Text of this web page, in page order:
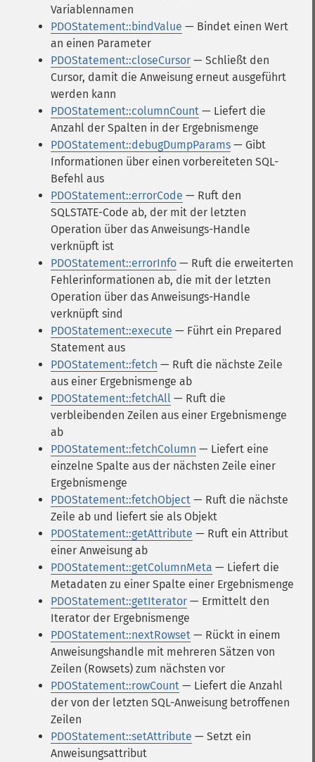
Variablennamen
PDOStatement::bindValue — Bindet einen Wert
an einen Parameter
PDOStatement::closeCursor — Schließt den
Cursor, damit die Anweisung erneut ausgeführt
werden kann
PDOStatement::columnCount — Liefert die
Anzahl der Spalten in der Ergebnismenge
PDOStatement::debugDumpParams — Gibt
Informationen über einen vorbereiteten SQL-
Befehl aus
PDOStatement::errorCode — Ruft den
SQLSTATE-Code ab, der mit der letzten
Operation über das Anweisungs-Handle
verknüpft ist
PDOStatement::errorInfo — Ruft die erweiterten
Fehlerinformationen ab, die mit der letzten
Operation über das Anweisungs-Handle
verknüpft sind
PDOStatement::execute — Führt ein Prepared
Statement aus
PDOStatement::fetch — Ruft die nächste Zeile
aus einer Ergebnismenge ab
PDOStatement::fetchAll — Ruft die
verbleibenden Zeilen aus einer Ergebnismenge
ab
PDOStatement::fetchColumn — Liefert eine
einzelne Spalte aus der nächsten Zeile einer
Ergebnismenge
PDOStatement::fetchObject — Ruft die nächste
Zeile ab und liefert sie als Objekt
PDOStatement::getAttribute — Ruft ein Attribut
einer Anweisung ab
PDOStatement::getColumnMeta — Liefert die
Metadaten zu einer Spalte einer Ergebnismenge
PDOStatement::getIterator — Ermittelt den
Iterator der Ergebnismenge
PDOStatement::nextRowset — Rückt in einem
Anweisungshandle mit mehreren Sätzen von
Zeilen (Rowsets) zum nächsten vor
PDOStatement::rowCount — Liefert die Anzahl
der von der letzten SQL-Anweisung betroffenen
Zeilen
PDOStatement::setAttribute — Setzt ein
Anweisungsattribut